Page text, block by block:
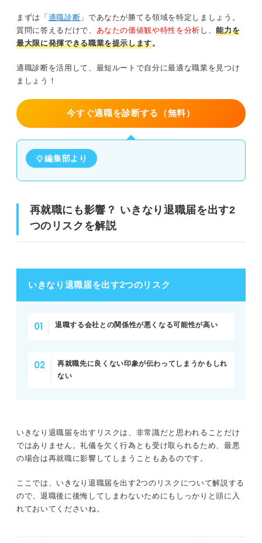
まずは「 適職診断 」であなたが勝てる領域を特定しましょう。
質問に答えるだけで、 あなたの価値観や特性を分析 し、能力を
最大限に発揮できる職業を提示します。
適職診断を活用して、最短ルートで自分に最適な職業を見つけ
ましょう！
今すぐ適職を診断する（無料）
編集部より
再就職にも影響？ いきなり退職届を出す2
つのリスクを解説
いきなり退職届を出す2つのリスク
退職する会社との関係性が悪くなる可能性が高い
再就職先に良くない印象が伝わってしまうかもしれ
ない
いきなり退職届を出すリスクは、非常識だと思われることだけ
ではありません。礼儀を欠く行為とも受け取られるため、最悪
の場合は再就職に影響してしまうこともあるのです。
ここでは、いきなり退職届を出す2つのリスクについて解説する
ので、退職後に後悔してしまわないためにもしっかりと頭に入
れておいてくださいね。